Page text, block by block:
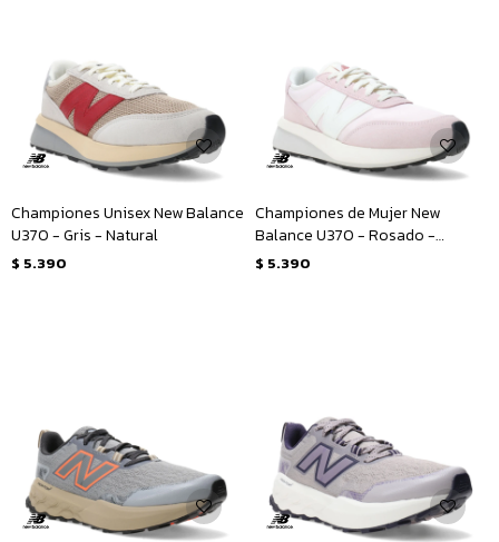
Championes Unisex New Balance
U370 - Gris - Natural
$ 5.390
Championes de Mujer New
Balance U370 - Rosado -
Blanco
$ 5.390